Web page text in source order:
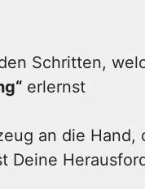
Schritten,
erlernst
an die
Deine